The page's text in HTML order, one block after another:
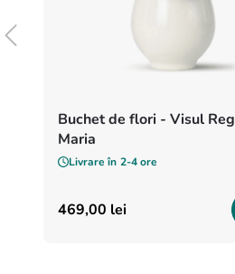
Buchet de flori - Visul
Maria
Livrare în 2-4 ore
469,00 lei